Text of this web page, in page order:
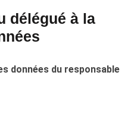
délégué à la
données du responsable